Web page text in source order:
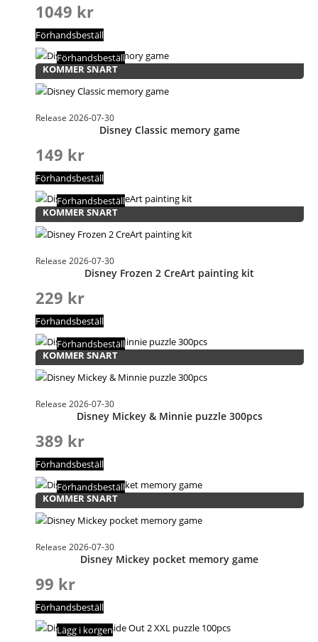
1049 kr
Förhandsbeställ
KOMMER SNART
Release 2026-07-30
Förhandsbeställ
Disney Classic memory game
149 kr
Förhandsbeställ
KOMMER SNART
Release 2026-07-30
Förhandsbeställ
Disney Frozen 2 CreArt painting kit
229 kr
Förhandsbeställ
KOMMER SNART
Release 2026-07-30
Förhandsbeställ
Disney Mickey & Minnie puzzle 300pcs
389 kr
Förhandsbeställ
KOMMER SNART
Release 2026-07-30
Förhandsbeställ
Disney Mickey pocket memory game
99 kr
Förhandsbeställ
Lägg i korgen